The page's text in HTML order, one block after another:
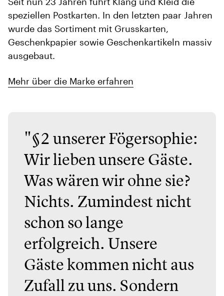
speziellen Postkarten. In den letzten paar Jahren
wurde das Sortiment mit Grusskarten,
Geschenkpapier sowie Geschenkartikeln massiv
ausgebaut.
Mehr über die Marke erfahren
"§2 unserer Fögersophie:
Wir lieben unsere Gäste.
Was wären wir ohne sie?
Nichts. Zumindest nicht
schon so lange
erfolgreich. Unsere
Gäste kommen nicht aus
Zufall zu uns. Sondern